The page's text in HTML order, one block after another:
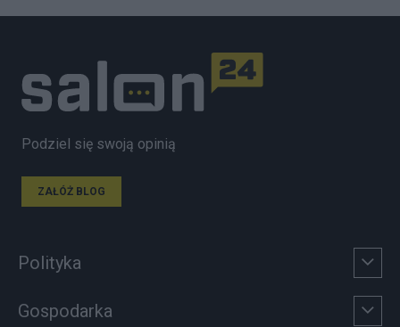
Podziel się swoją opinią
ZAŁÓŻ BLOG
Polityka
Gospodarka